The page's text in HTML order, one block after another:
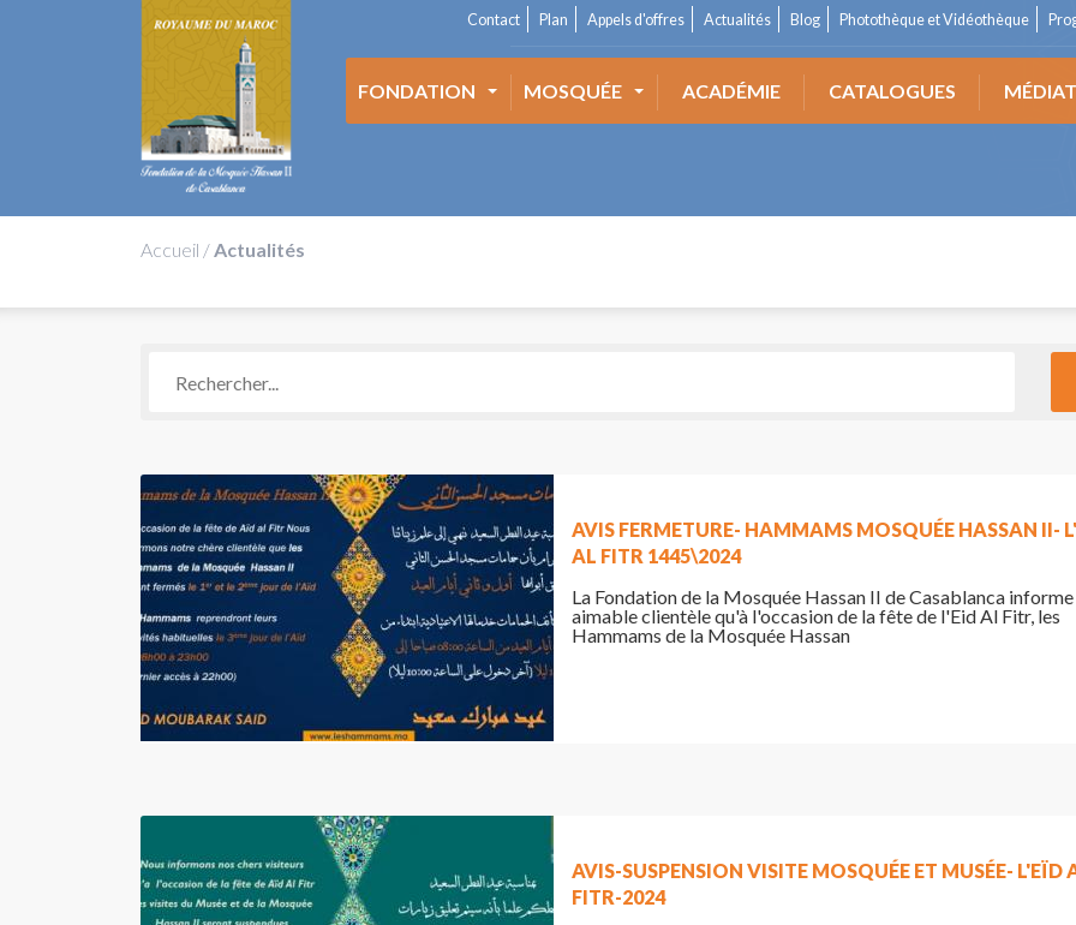
Contact Plan Appels d'offres Actualités Blog Photothèque et Vidéothèque
FONDATION MOSQUÉE ACADÉMIE CATALOGUES
Accueil /Actualités
AVIS FERMETURE- HAMMAMS MOSQUÉE HASSAN II-
AL FITR 1445\2024
La Fondation de la Mosquée Hassan II de Casablanca informe
aimable clientèle qu'à l'occasion de la fête de l'Eid Al Fitr, les
Hammams de la Mosquée Hassan
AVIS-SUSPENSION VISITE MOSQUÉE ET MUSÉE- L'EÏD
FITR-2024